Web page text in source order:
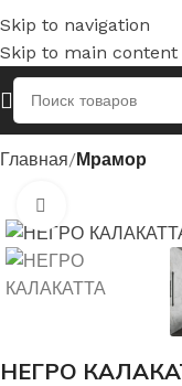
Skip to navigation
Skip to main content
Главная Мрамор
НЕГРО